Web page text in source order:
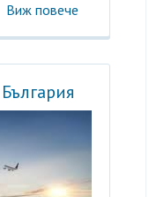
Виж повече